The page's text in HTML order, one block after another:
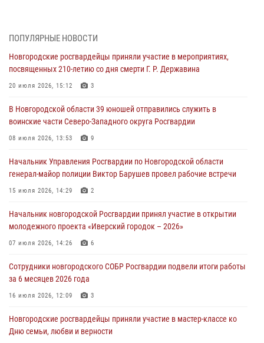
В Великом Новгороде сотрудники центра лицензионно-
разрешительной работы Росгвардии провели телефонную «горячую
30 июля 2026, 14:36 1
Новгородские росгвардейцы рассказали о службе детям из летнего
30 июля 2026, 08:40 5
Новгородские росгвардейцы задержали мужчину
Телесюжет в программе "Новгородское областное телевидение.
Новости часа." от 29 июля 2026 года. Новгородские призывники
29 июля 2026, 12:54 1
ПОПУЛЯРНЫЕ НОВОСТИ
Новгородские росгвардейцы приняли участие в мероприятиях,
посвященных 210-летию со дня смерти Г. Р. Державина
20 июля 2026, 15:12 3
В Новгородской области 39 юношей отправились служить в
воинские части Северо-Западного округа Росгвардии
08 июля 2026, 13:53 9
Начальник Управления Росгвардии по Новгородской области
генерал-майор полиции Виктор Барушев провел рабочие встречи
15 июля 2026, 14:29 2
Начальник новгородской Росгвардии принял участие в открытии
молодежного проекта «Иверский городок – 2026»
07 июля 2026, 14:26 6
Сотрудники новгородского СОБР Росгвардии подвели итоги работы
за 6 месяцев 2026 года
16 июля 2026, 12:09 3
Новгородские росгвардейцы приняли участие в мастер-классе ко
Дню семьи, любви и верности